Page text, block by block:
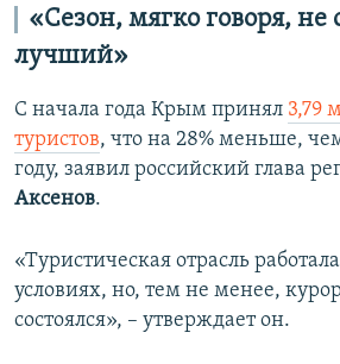
«Сезон, мягко говоря,
лучший»
С начала года Крым принял 3,79
туристов, что на 28% меньше,
году, заявил российский глава
Аксенов.
«Туристическая отрасль
условиях, но, тем не менее,
состоялся», – утверждает он.